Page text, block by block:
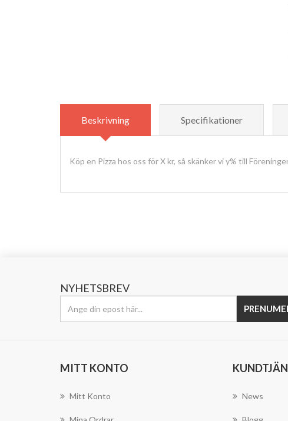
Beskrivning Specifikationer
Köp en Pizza hos oss för X kr, så skänker vi y% till
NYHETSBREV
MITT KONTO
Mitt Konto News